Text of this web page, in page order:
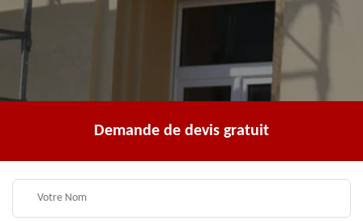
Demande de devis gratuit